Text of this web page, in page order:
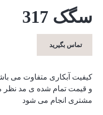
سگک 317
تماس بگیرید
کیفیت آبکاری متفاوت می
و قیمت تمام شده ی مد نظر
مشتری انجام می شود